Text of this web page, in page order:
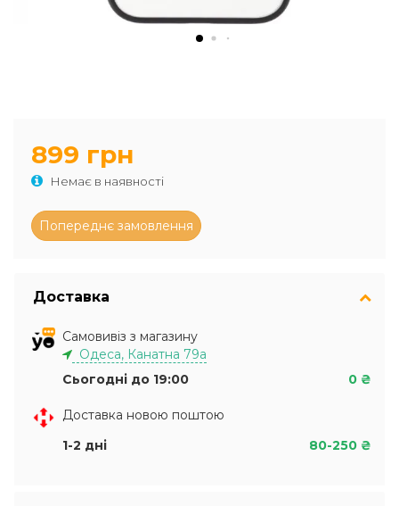
899 грн
Немає в наявності
Доставка
Самовивіз з магазину
Одеса, Канатна 79а
Сьогодні до 19:00
0 ₴
Доставка новою поштою
1-2 дні
80-250 ₴